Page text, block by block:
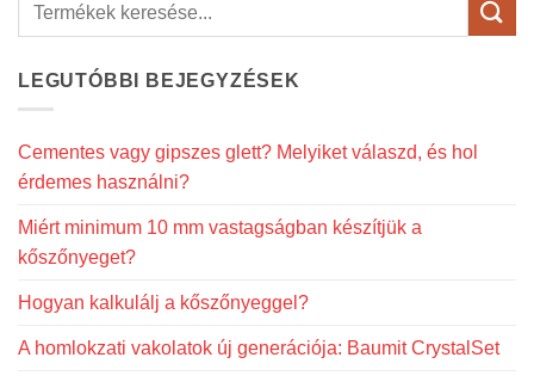
LEGUTÓBBI BEJEGYZÉSEK
Cementes vagy gipszes glett? Melyiket válaszd, és hol
érdemes használni?
Miért minimum 10 mm vastagságban készítjük a
kőszőnyeget?
Hogyan kalkulálj a kőszőnyeggel?
A homlokzati vakolatok új generációja: Baumit CrystalSet